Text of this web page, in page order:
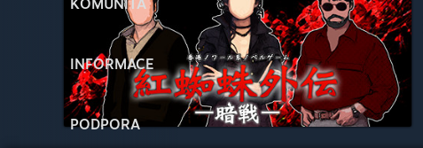
KOMUNITA
INFORMACE
PODPORA